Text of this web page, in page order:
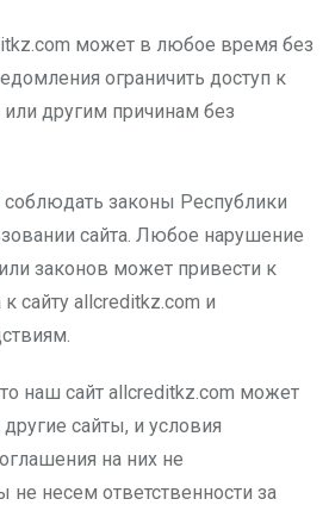
может в любое время без
ограничить доступ к
или другим причинам без
соблюдать законы Республики
сайта. Любое нарушение
законов может привести к
сайту allcreditkz.com и
наш сайт allcreditkz.com может
сайты, и условия
на них не
не несем ответственности за